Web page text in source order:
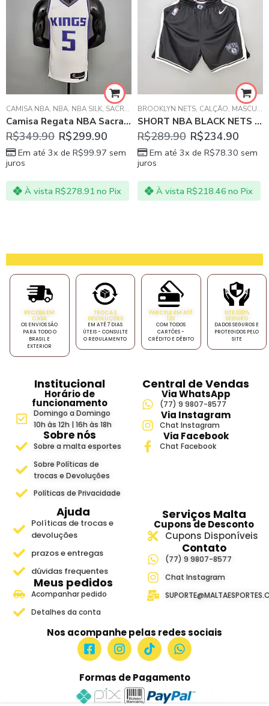
,NBA ,NBA SILK
CAMISA NBA, NBA, NBA SILK, SACRAMENTO KINGS
Camisa Regata NBA Sacramento Kings FOX 5 Branca Masculina
R$349.90 R$299.90
Em até 3x de R$99.97 sem
juros
À vista R$278.91 no Pix
BROOKLYN NETS, CALÇÃO, MASCULINO
SHORT NBA BLACK NETS – MASCULINO
R$289.90 R$234.90
Em até 3x de R$78.30 sem
juros
À vista R$218.46 no Pix
RECEBA EM
CASA
OS ENVIOS SÃO
PARA TODO O
BRASIL E
EXTERIOR
TROCA E
DEVOLUÇÕES
EM ATÉ 7 DIAS
ÚTEIS - CONSULTE
O REGULAMENTO
PARCELE EM ATÉ
12X
COM TODOS
CARTÕES -
CRÉDITO E DÉBITO
SITE 100%
SEGURO
DADOS SEGUROS E
PROTEGIDOS PELO
SITE
Institucional
Horário de
funcionamento
Domingo a Domingo
10h às 12h | 16h às 18h
Sobre nós
Sobre a malta esportes
Sobre Políticas de
trocas e Devoluções
Políticas de Privacidade
Central de Vendas
Via WhatsApp
(77) 9 9807-8577
Via Instagram
Chat Instagram
Via Facebook
Chat Facebook
Ajuda
Políticas de trocas e
devoluções
prazos e entregas
dúvidas frequentes
Meus pedidos
Acompanhar pedido
Detalhes da conta
Serviços Malta
Cupons de Desconto
Cupons Disponíveis
Contato
(77) 9 9807-8577
Chat Instagram
Nos acompanhe pelas redes sociais
Formas de Pagamento